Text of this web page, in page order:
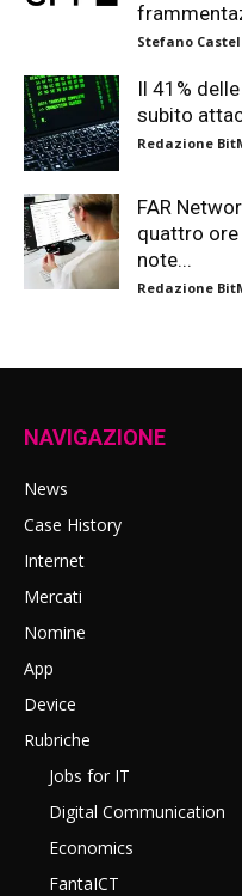
Stefano
Il 41%
subito
Redazione
FAR
quattro
note...
Redazione
NAVIGAZIONE
News
Case History
Internet
Mercati
Nomine
App
Device
Rubriche
Jobs for IT
Digital Communication
Economics
FantaICT